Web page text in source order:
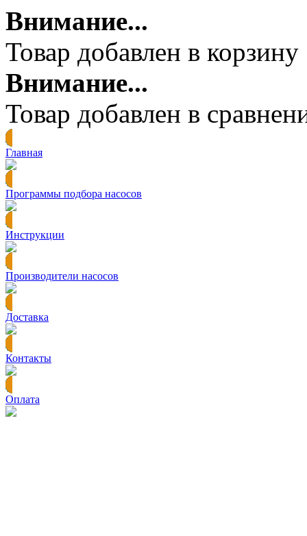
Внимание...
Товар добавлен в корзину
Внимание...
Товар добавлен в
Главная
Программы подбора насосов
Инструкции
Производители насосов
Доставка
Контакты
Оплата